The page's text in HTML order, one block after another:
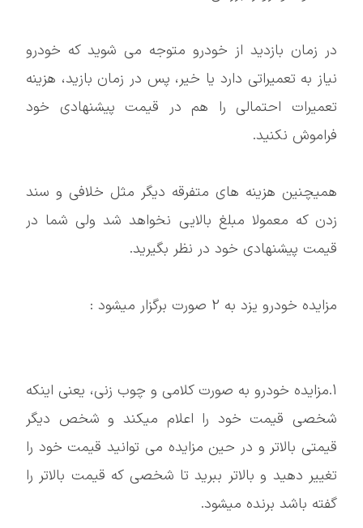
در زمان بازدید از خودرو متوجه می شوید که خودرو
نیاز به تعمیراتی دارد یا خیر، پس در زمان بازید، هزینه
تعمیرات احتمالی را هم در قیمت پیشنهادی خود
فراموش نکنید.
همیچنین هزینه های متفرقه دیگر مثل خلافی و سند
زدن که معمولا مبلغ بالایی نخواهد شد ولی شما در
قیمت پیشنهادی خود در نظر بگیرید.
مزایده خودرو یزد به 2 صورت برگزار میشود :
1.مزایده خودرو به صورت کلامی و چوب زنی، یعنی اینکه
شخصی قیمت خود را اعلام میکند و شخص دیگر
قیمتی بالاتر و در حین مزایده می توانید قیمت خود را
تغییر دهید و بالاتر ببرید تا شخصی که قیمت بالاتر را
گفته باشد برنده میشود.